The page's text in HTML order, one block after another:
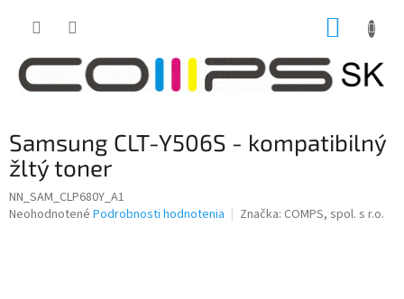
Samsung CLT-Y506S - kompatibilný
žltý toner
NN_SAM_CLP680Y_A1
Priemerné
Neohodnotené Podrobnosti hodnotenia Značka: COMPS, spol. s r.o.